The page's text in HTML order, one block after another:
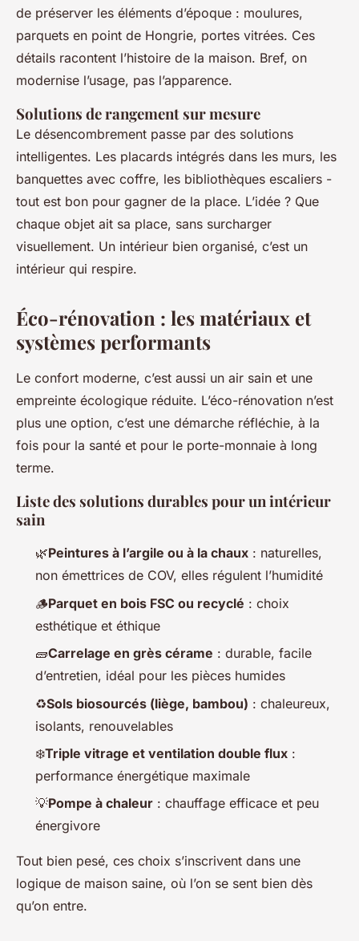
de préserver les éléments d’époque : moulures,
parquets en point de Hongrie, portes vitrées. Ces
détails racontent l’histoire de la maison. Bref, on
modernise l’usage, pas l’apparence.
Solutions de rangement sur mesure
Le désencombrement passe par des solutions
intelligentes. Les placards intégrés dans les murs, les
banquettes avec coffre, les bibliothèques escaliers -
tout est bon pour gagner de la place. L’idée ? Que
chaque objet ait sa place, sans surcharger
visuellement. Un intérieur bien organisé, c’est un
intérieur qui respire.
Éco-rénovation : les matériaux et
systèmes performants
Le confort moderne, c’est aussi un air sain et une
empreinte écologique réduite. L’éco-rénovation n’est
plus une option, c’est une démarche réfléchie, à la
fois pour la santé et pour le porte-monnaie à long
terme.
Liste des solutions durables pour un intérieur
sain
🌿Peintures à l’argile ou à la chaux : naturelles,
non émettrices de COV, elles régulent l’humidité
🪵Parquet en bois FSC ou recyclé : choix
esthétique et éthique
🧱Carrelage en grès cérame : durable, facile
d’entretien, idéal pour les pièces humides
♻️Sols biosourcés (liège, bambou) : chaleureux,
isolants, renouvelables
❄️Triple vitrage et ventilation double flux :
performance énergétique maximale
💡Pompe à chaleur : chauffage efficace et peu
énergivore
Tout bien pesé, ces choix s’inscrivent dans une
logique de maison saine, où l’on se sent bien dès
qu’on entre.